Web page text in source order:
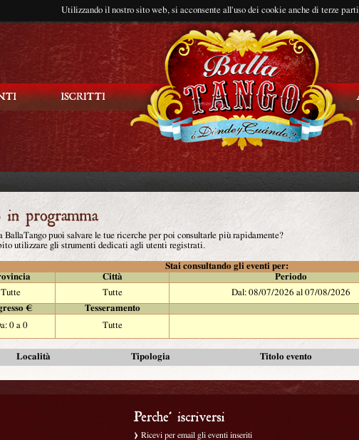
Utilizzando il nostro sito web, si acconsente all'uso dei cookie anche di terze parti
BallaTango puoi salvare le tue ricerche per poi consultarle più rapidamente?
utilizzare gli strumenti dedicati agli utenti registrati.
Stai consultando gli eventi per:
Città Periodo
Tutte Tutte Dal: 08/07/2026 al 07/08/2026
€
Tesseramento
0 a 0 Tutte
Località Tipologia Titolo evento
Ricevi per email gli eventi inseriti